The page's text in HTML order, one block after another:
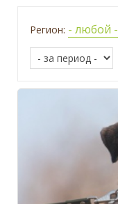
Регион: - любой -